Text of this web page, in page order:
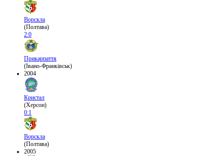
Ворскла
(Полтава)
2:0
Прикарпаття
(Івано-Франківськ)
2004
Кристал
(Херсон)
0:1
Ворскла
(Полтава)
2005